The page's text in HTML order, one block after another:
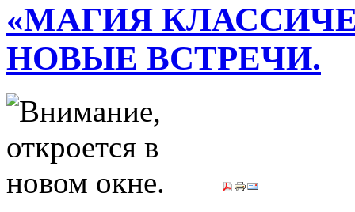
«МАГИЯ
НОВЫЕ ВСТРЕЧИ.